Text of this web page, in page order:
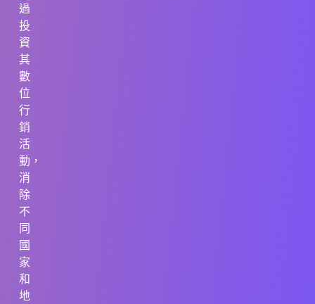
過
投
資
其
數
位
行
銷
活
動，
消
除
不
同
國
家
和
地